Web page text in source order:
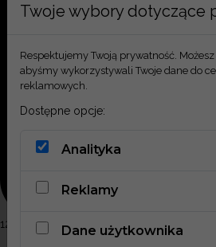
12 marca, 2024
Twoje wybory dotyczące
Respektujemy Twoją prywatność.
abyśmy wykorzystywali Twoje dane do
reklamowych.
Dostępne opcje:
Analityka
Reklamy
Dane użytkownika